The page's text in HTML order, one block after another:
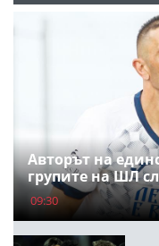
Авторът на
групите на ШЛ
09:30